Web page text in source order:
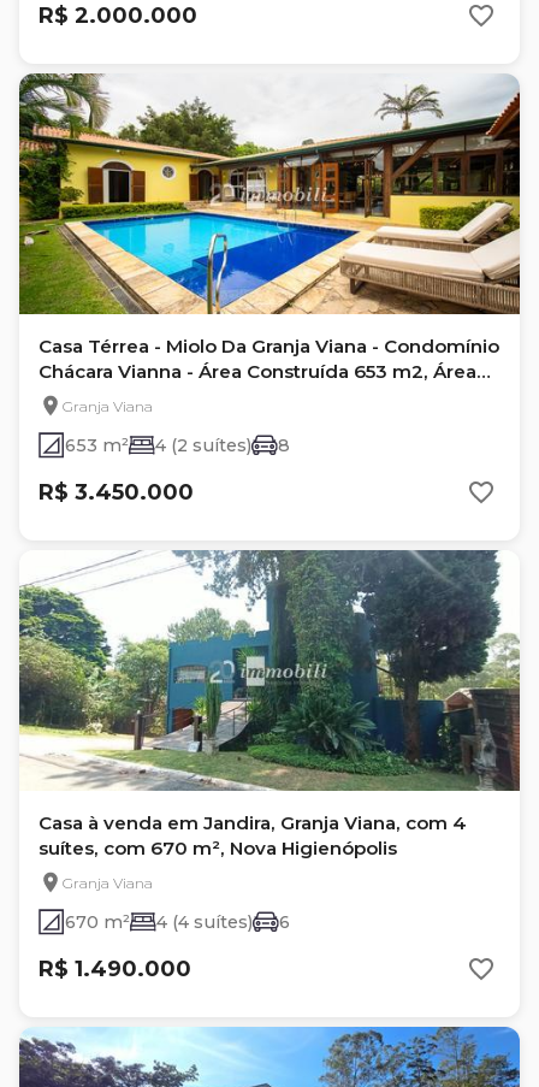
R$ 2.000.000
Casa Térrea - Miolo Da Granja Viana - Condomínio
Chácara Vianna - Área Construída 653 m2, Área
Terreno 1.848 m2, Valor de venda R$
3.700.000,00, IPTU Mensal R$ 591,65 -
Condomínio Mensal R$495,00
Granja Viana
653 m² 4 (2 suítes) 8
R$ 3.450.000
Casa à venda em Jandira, Granja Viana, com 4
suítes, com 670 m², Nova Higienópolis
Granja Viana
670 m² 4 (4 suítes) 6
R$ 1.490.000